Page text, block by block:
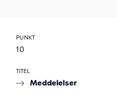
PUNKT
10
TITEL
Meddelelser